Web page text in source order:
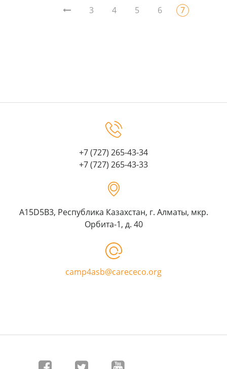
3 4 5 6 7
+7 (727) 265-43-34
+7 (727) 265-43-33
A15D5B3, Республика Казахстан, г. Алматы, мкр.
Орбита-1, д. 40
camp4asb@carececo.org